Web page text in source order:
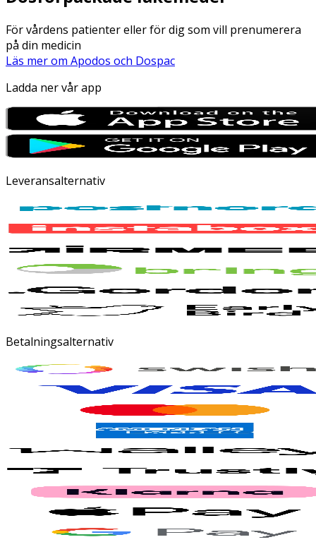
För vårdens patienter eller för dig som vill prenumerera
på din medicin
Läs mer om Apodos och Dospac
Ladda ner vår app
Leveransalternativ
Betalningsalternativ